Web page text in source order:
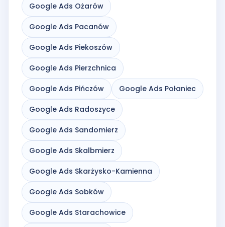
Google Ads Ożarów
Google Ads Pacanów
Google Ads Piekoszów
Google Ads Pierzchnica
Google Ads Pińczów Google Ads Połaniec
Google Ads Radoszyce
Google Ads Sandomierz
Google Ads Skalbmierz
Google Ads Skarżysko-Kamienna
Google Ads Sobków
Google Ads Starachowice